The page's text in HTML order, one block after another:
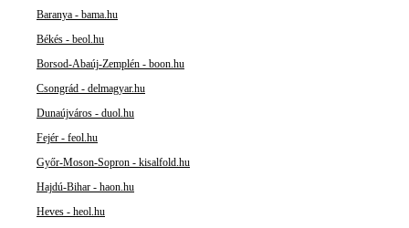
Baranya - bama.hu
Békés - beol.hu
Borsod-Abaúj-Zemplén - boon.hu
Csongrád - delmagyar.hu
Dunaújváros - duol.hu
Fejér - feol.hu
Győr-Moson-Sopron - kisalfold.hu
Hajdú-Bihar - haon.hu
Heves - heol.hu